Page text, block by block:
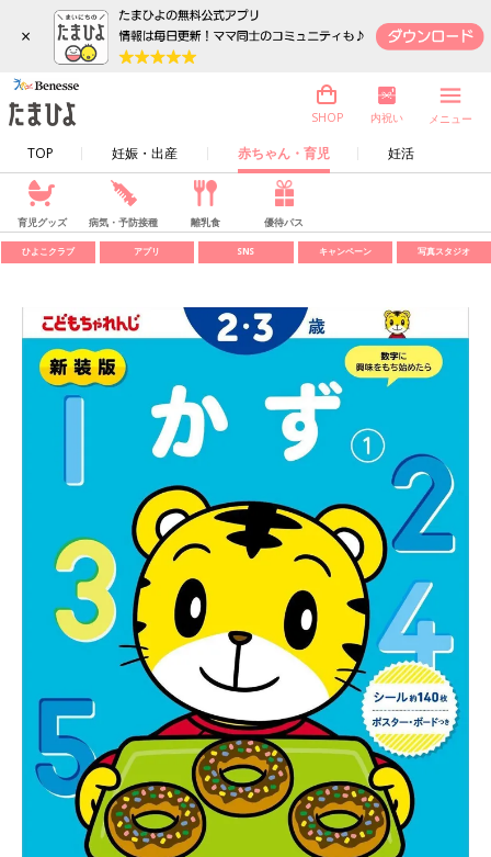
×
TOP 妊娠・出産 赤ちゃん・育児 妊活
SHOP 内祝い メニュー
育児グッズ 病気・予防接種 離乳食 優待パス
ひよこクラブ アプリ SNS キャンペーン 写真スタジオ